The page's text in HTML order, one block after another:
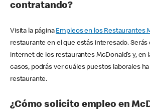
contratando?
Visita la página Empleos en los Restaurantes
restaurante en el que estás interesado. Serás
internet de los restaurantes McDonald’s y, en
casos, podrás ver cuáles puestos laborales
restaurante.
¿Cómo solicito empleo en